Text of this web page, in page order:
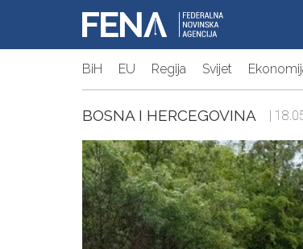
BiH EU Regija Svijet
BOSNA I HERCEGOVINA |